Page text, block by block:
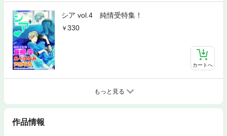
シア vol.4 純情受特集！
330
カートへ
もっと見る
作品情報